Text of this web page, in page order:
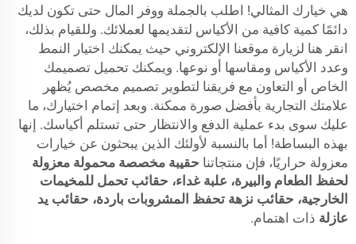
هي خيارك المثالي! اطلب بالجملة ووفر المال حتى تكون لديك
دائمًا كمية كافية من الأكياس لتقديمها لعملائك. وللقيام بذلك،
انقر هنا لزيارة موقعنا الإلكتروني حيث يمكنك اختيار النمط
وعدد الأكياس ومقاسها أو نوعها. ويمكنك تحميل تصميمك
الخاص أو التعاون مع فريقنا لتطوير تصميم مخصص يُظهر
علامتك التجارية بأفضل صورة ممكنة. وبعد إتمام اختيارك، ما
عليك سوى بدء عملية الدفع والانتظار حتى تستلم أكياسك. إنها
بهذه البساطة! أما بالنسبة لأولئك الذين يبحثون عن خيارات
معزولة حراريًا، فإن منتجاتنا حقيبة مخصصة محمولة معزولة
لحفظ الطعام والبيرة، علبة غداء، حقائب تحمل للمخيمات
الخارجية، حقائب نزهة تحفظ المشروبات باردة، حقائب يد
عازلة ذات اهتمام.